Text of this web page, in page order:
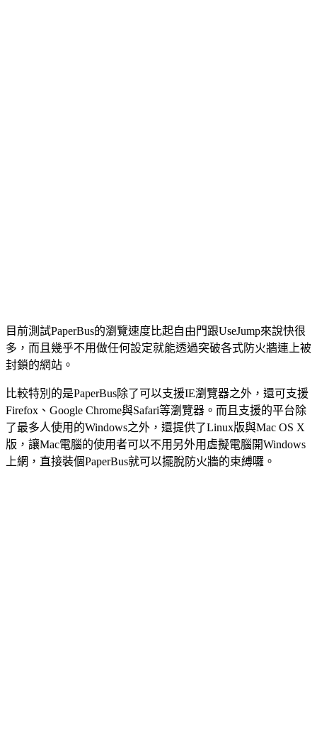
目前測試PaperBus的瀏覽速度比起自由門跟UseJump來說快很
多，而且幾乎不用做任何設定就能透過突破各式防火牆連上被
封鎖的網站。
比較特別的是PaperBus除了可以支援IE瀏覽器之外，還可支援
Firefox、Google Chrome與Safari等瀏覽器。而且支援的平台除
了最多人使用的Windows之外，還提供了Linux版與Mac OS X
版，讓Mac電腦的使用者可以不用另外用虛擬電腦開Windows
上網，直接裝個PaperBus就可以擺脫防火牆的束縛囉。